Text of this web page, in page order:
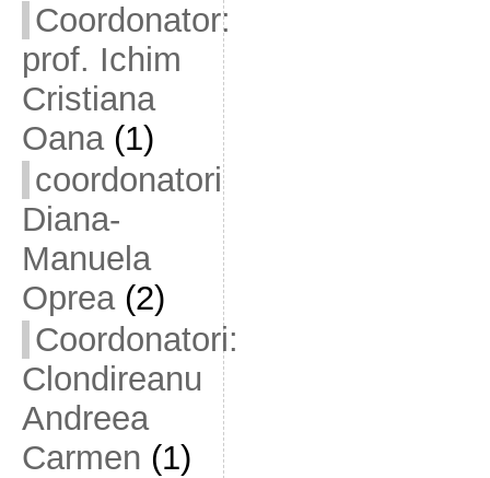
Coordonator:
prof. Ichim
Cristiana
Oana(1)
coordonatori
Diana-
Manuela
Oprea(2)
Coordonatori:
Clondireanu
Andreea
Carmen (1)